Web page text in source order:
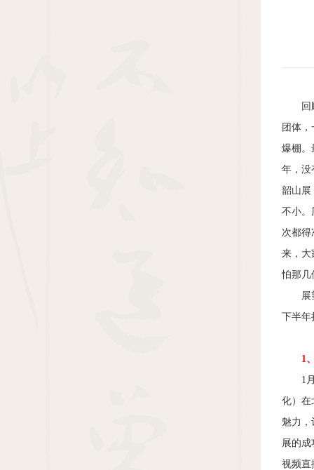
回
团体
爆棚。
年，没
韶山展
不小。
次都得
来，大
怕那几
展
下半年
1
1
化）在
魅力，
展的成
视频直